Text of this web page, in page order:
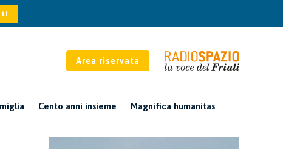
Area riservata
Cento anni insieme Magnifica humanitas